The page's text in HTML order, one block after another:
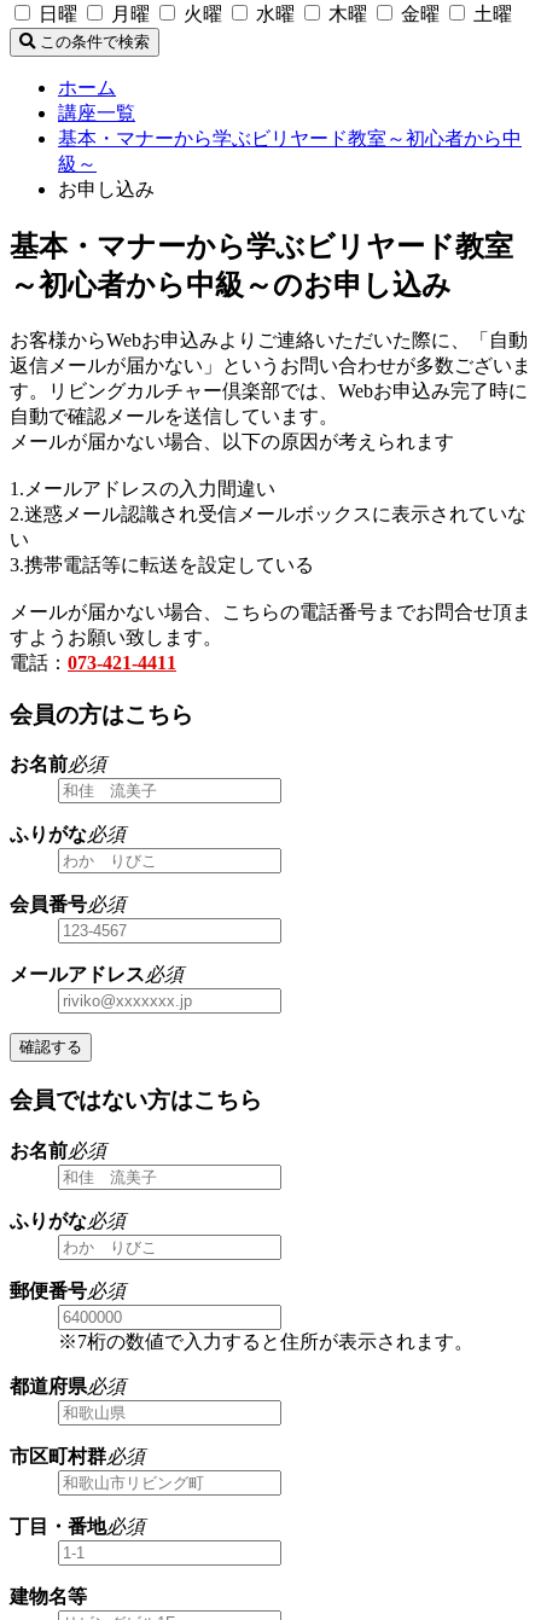
日曜
月曜 火曜 水曜 木曜 金曜 土曜
この条件で検索
ホーム
講座一覧
基本・マナーから学ぶビリヤード教室～初心者から中
級～
お申し込み
基本・マナーから学ぶビリヤード教室
～初心者から中級～のお申し込み
お客様からWebお申込みよりご連絡いただいた際に、「自動
返信メールが届かない」というお問い合わせが多数ございま
す。リビングカルチャー倶楽部では、Webお申込み完了時に
自動で確認メールを送信しています。
メールが届かない場合、以下の原因が考えられます
1.メールアドレスの入力間違い
2.迷惑メール認識され受信メールボックスに表示されていな
い
3.携帯電話等に転送を設定している
メールが届かない場合、こちらの電話番号までお問合せ頂ま
すようお願い致します。
電話： 073-421-4411
会員の方はこちら
お名前必須
ふりがな必須
会員番号必須
メールアドレス必須
確認する
会員ではない方はこちら
お名前必須
ふりがな必須
郵便番号必須
※7桁の数値で入力すると住所が表示されます。
都道府県必須
市区町村群必須
丁目・番地必須
建物名等